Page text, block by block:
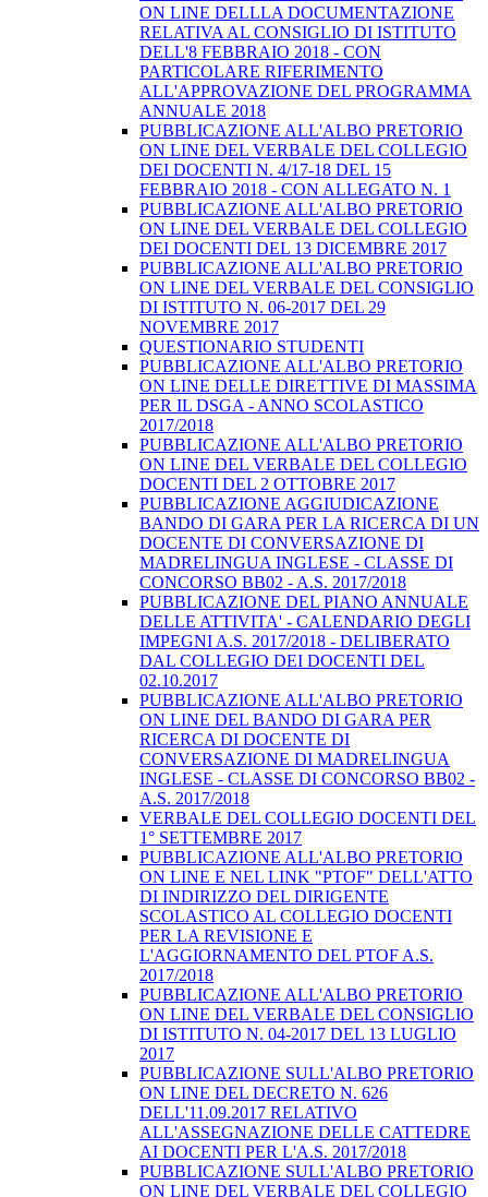
ON LINE DELLLA DOCUMENTAZIONE
RELATIVA AL CONSIGLIO DI ISTITUTO
DELL'8 FEBBRAIO 2018 - CON
PARTICOLARE RIFERIMENTO
ALL'APPROVAZIONE DEL PROGRAMMA
ANNUALE 2018
PUBBLICAZIONE ALL'ALBO PRETORIO
ON LINE DEL VERBALE DEL COLLEGIO
DEI DOCENTI N. 4/17-18 DEL 15
FEBBRAIO 2018 - CON ALLEGATO N. 1
PUBBLICAZIONE ALL'ALBO PRETORIO
ON LINE DEL VERBALE DEL COLLEGIO
DEI DOCENTI DEL 13 DICEMBRE 2017
PUBBLICAZIONE ALL'ALBO PRETORIO
ON LINE DEL VERBALE DEL CONSIGLIO
DI ISTITUTO N. 06-2017 DEL 29
NOVEMBRE 2017
QUESTIONARIO STUDENTI
PUBBLICAZIONE ALL'ALBO PRETORIO
ON LINE DELLE DIRETTIVE DI MASSIMA
PER IL DSGA - ANNO SCOLASTICO
2017/2018
PUBBLICAZIONE ALL'ALBO PRETORIO
ON LINE DEL VERBALE DEL COLLEGIO
DOCENTI DEL 2 OTTOBRE 2017
PUBBLICAZIONE AGGIUDICAZIONE
BANDO DI GARA PER LA RICERCA DI UN
DOCENTE DI CONVERSAZIONE DI
MADRELINGUA INGLESE - CLASSE DI
CONCORSO BB02 - A.S. 2017/2018
PUBBLICAZIONE DEL PIANO ANNUALE
DELLE ATTIVITA' - CALENDARIO DEGLI
IMPEGNI A.S. 2017/2018 - DELIBERATO
DAL COLLEGIO DEI DOCENTI DEL
02.10.2017
PUBBLICAZIONE ALL'ALBO PRETORIO
ON LINE DEL BANDO DI GARA PER
RICERCA DI DOCENTE DI
CONVERSAZIONE DI MADRELINGUA
INGLESE - CLASSE DI CONCORSO BB02 -
A.S. 2017/2018
VERBALE DEL COLLEGIO DOCENTI DEL
1° SETTEMBRE 2017
PUBBLICAZIONE ALL'ALBO PRETORIO
ON LINE E NEL LINK "PTOF" DELL'ATTO
DI INDIRIZZO DEL DIRIGENTE
SCOLASTICO AL COLLEGIO DOCENTI
PER LA REVISIONE E
L'AGGIORNAMENTO DEL PTOF A.S.
2017/2018
PUBBLICAZIONE ALL'ALBO PRETORIO
ON LINE DEL VERBALE DEL CONSIGLIO
DI ISTITUTO N. 04-2017 DEL 13 LUGLIO
2017
PUBBLICAZIONE SULL'ALBO PRETORIO
ON LINE DEL DECRETO N. 626
DELL'11.09.2017 RELATIVO
ALL'ASSEGNAZIONE DELLE CATTEDRE
AI DOCENTI PER L'A.S. 2017/2018
PUBBLICAZIONE SULL'ALBO PRETORIO
ON LINE DEL VERBALE DEL COLLEGIO